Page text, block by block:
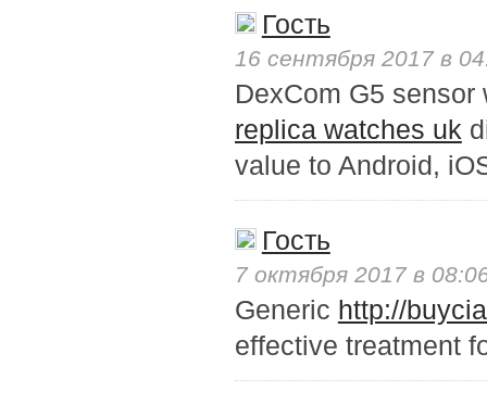
Гость
16 сентября 2017 в
DexCom G5
replica watches uk
value to Android,
Гость
7 октября 2017 в
Generic http://
effective treatment